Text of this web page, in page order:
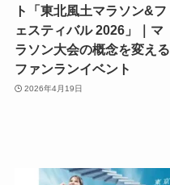
ト「東北風土マラソン&フ
ェスティバル 2026」｜マ
ラソン大会の概念を変える
ファンランイベント
2026年4月19日